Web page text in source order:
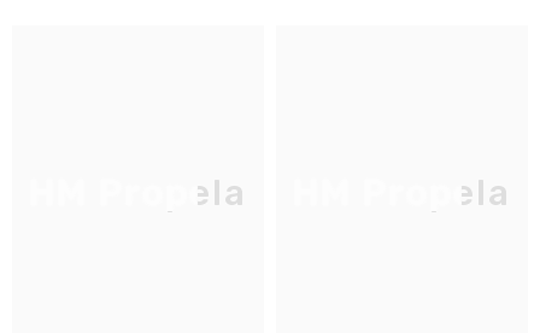
HM Propela HM Propela